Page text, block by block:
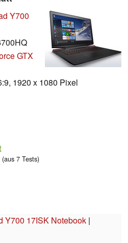
Y700
GTX
1920 x 1080 Pixel
7 Tests)
Y700 17ISK Notebook |